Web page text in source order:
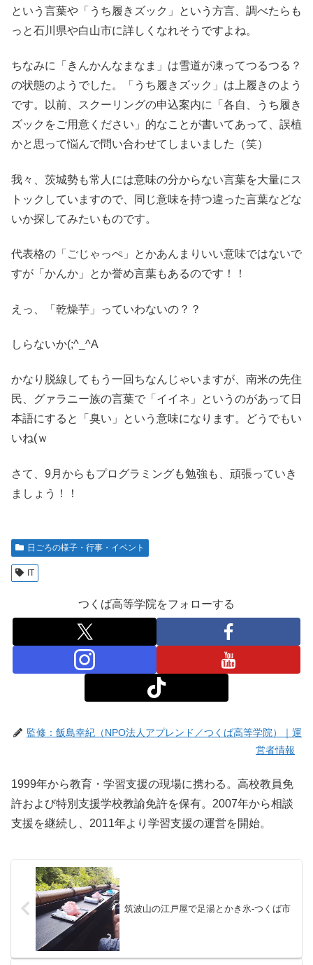
という言葉や「うち履きズック」という方言、調べたらも
っと石川県や白山市に詳しくなれそうですよね。
ちなみに「きんかんなまなま」は雪道が凍ってつるつる？
の状態のようでした。「うち履きズック」は上履きのよう
です。以前、スクーリングの申込案内に「各自、うち履き
ズックをご用意ください」的なことが書いてあって、誤植
かと思って悩んで問い合わせてしまいました（笑）
我々、茨城勢も常人には意味の分からない言葉を大量にス
トックしていますので、同じ意味を持つ違った言葉などな
いか探してみたいものです。
代表格の「ごじゃっぺ」とかあんまりいい意味ではないで
すが「かんか」とか誉め言葉もあるのです！！
えっ、「乾燥芋」っていわないの？？
しらないか(;^_^A
かなり脱線してもう一回ちなんじゃいますが、南米の先住
民、グァラニー族の言葉で「イイネ」というのがあって日
本語にすると「臭い」という意味になります。どうでもい
いね(ｗ
さて、9月からもプログラミングも勉強も、頑張っていき
ましょう！！
日ごろの様子・行事・イベント
IT
つくば高等学院をフォローする
監修：飯島幸紀（NPO法人アプレンド／つくば高等学院）｜運
営者情報
1999年から教育・学習支援の現場に携わる。高校教員免
許および特別支援学校教諭免許を保有。2007年から相談
支援を継続し、2011年より学習支援の運営を開始。
筑波山の江戸屋で足湯とかき氷-つくば市